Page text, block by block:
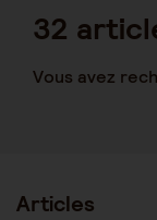
32
Vous avez
Articles